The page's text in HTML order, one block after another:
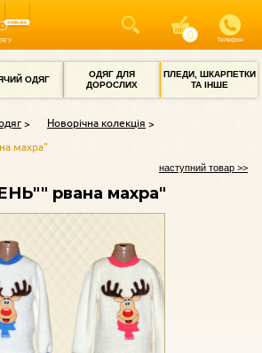
Телефон
ОДЯГ
ОДЯГ ДЛЯ
ДОРОСЛИХ
ПЛЕДИ, ШКАРПЕТКИ
ТА ІНШЕ
Новорічна колекція
махра"
наступний товар >>
рвана махра"